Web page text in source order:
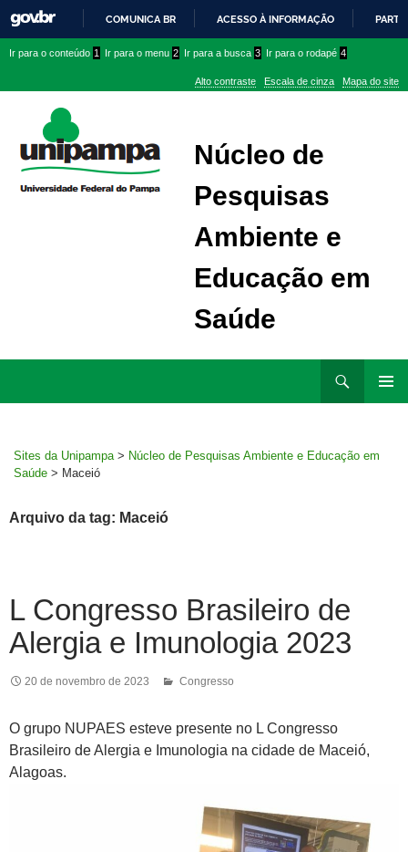
PARA
CONTEÚDO
COMUNICA BR ACESSO À INFORMAÇÃO
conteúdo
menu
superior
menu
Ir para o conteúdo 1 Ir para o menu 2 Ir para a busca 3 Ir para o rodapé 4
Alto contraste Escala de cinza Mapa do site
Núcleo de
Pesquisas
Ambiente e
Educação em
Saúde
Sites da Unipampa > Núcleo de Pesquisas Ambiente e Educação em
Saúde > Maceió
Arquivo da tag: Maceió
L Congresso Brasileiro de
Alergia e Imunologia 2023
20 de novembro de 2023 Congresso
O grupo NUPAES esteve presente no L Congresso
Brasileiro de Alergia e Imunologia na cidade de Maceió,
Alagoas.